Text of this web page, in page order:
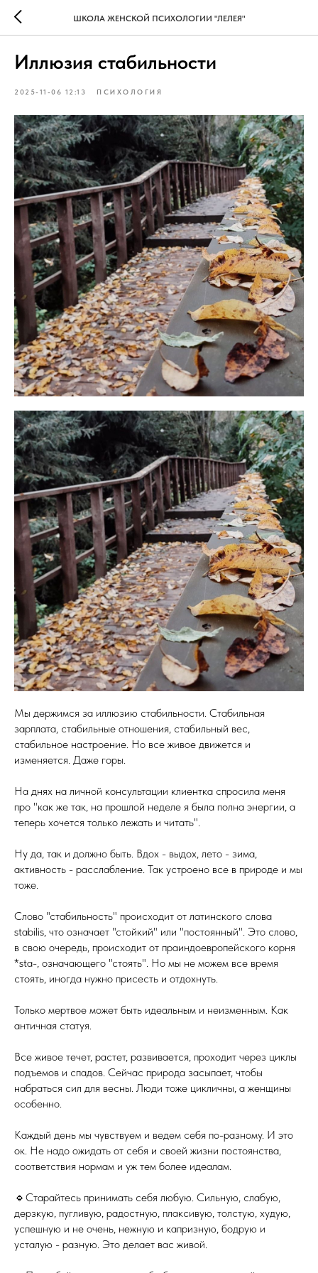
ШКОЛА ЖЕНСКОЙ ПСИХОЛОГИИ "ЛЕЛЕЯ"
Иллюзия стабильности
2025-11-06 12:13 ПСИХОЛОГИЯ
Мы держимся за иллюзию стабильности. Стабильная
зарплата, стабильные отношения, стабильный вес,
стабильное настроение. Но все живое движется и
изменяется. Даже горы.
На днях на личной консультации клиентка спросила меня
про "как же так, на прошлой неделе я была полна энергии, а
теперь хочется только лежать и читать".
Ну да, так и должно быть. Вдох - выдох, лето - зима,
активность - расслабление. Так устроено все в природе и мы
тоже.
Слово "стабильность" происходит от латинского слова
stabilis, что означает "стойкий" или "постоянный". Это слово,
в свою очередь, происходит от праиндоевропейского корня
*sta-, означающего "стоять". Но мы не можем все время
стоять, иногда нужно присесть и отдохнуть.
Только мертвое может быть идеальным и неизменным. Как
античная статуя.
Все живое течет, растет, развивается, проходит через циклы
подъемов и спадов. Сейчас природа засыпает, чтобы
набраться сил для весны. Люди тоже цикличны, а женщины
особенно.
Каждый день мы чувствуем и ведем себя по-разному. И это
ок. Не надо ожидать от себя и своей жизни постоянства,
соответствия нормам и уж тем более идеалам.
🔹Старайтесь принимать себя любую. Сильную, слабую,
дерзкую, пугливую, радостную, плаксивую, толстую, худую,
успешную и не очень, нежную и капризную, бодрую и
усталую - разную. Это делает вас живой.